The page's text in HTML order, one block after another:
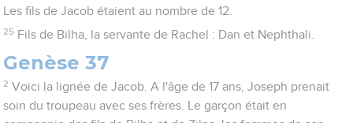
Les fils de Jacob étaient au nombre de 12.
25 Fils de Bilha, la servante de Rachel : Dan et Nephthali.
Genèse 37
2 Voici la lignée de Jacob. A l'âge de 17 ans, Joseph prenait
soin du troupeau avec ses frères. Le garçon était en